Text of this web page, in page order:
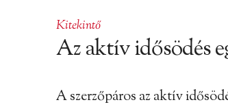
Kitekintő
Az aktív idősödés
A szerzőpáros az aktív